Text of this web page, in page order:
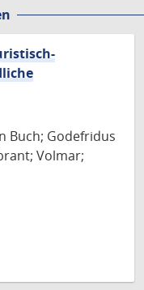
Buch; Godefridus
Volmar;